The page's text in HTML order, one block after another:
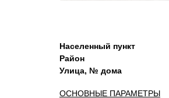
Населенный пункт
Район
Улица, № дома
ОСНОВНЫЕ ПАРАМЕТРЫ